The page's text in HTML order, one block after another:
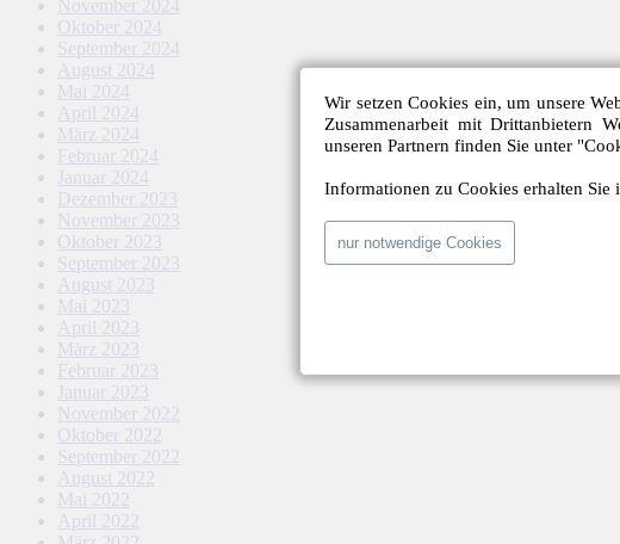
November 2024
Oktober 2024
September 2024
August 2024
Mai 2024
April 2024
März 2024
Februar 2024
Januar 2024
Dezember 2023
November 2023
Oktober 2023
September 2023
August 2023
Mai 2023
April 2023
März 2023
Februar 2023
Januar 2023
November 2022
Oktober 2022
September 2022
August 2022
Mai 2022
April 2022
Wir setzen Cookies ein, um unsere
Zusammenarbeit mit Drittanbietern
unseren Partnern finden Sie unter
Informationen zu Cookies erhalten Sie
nur notwendige Cookies